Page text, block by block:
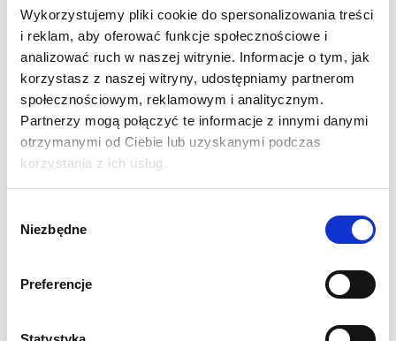
Wykorzystujemy pliki cookie do spersonalizowania treści
i reklam, aby oferować funkcje społecznościowe i
analizować ruch w naszej witrynie. Informacje o tym, jak
korzystasz z naszej witryny, udostępniamy partnerom
społecznościowym, reklamowym i analitycznym.
Partnerzy mogą połączyć te informacje z innymi danymi
otrzymanymi od Ciebie lub uzyskanymi podczas
korzystania z ich usług.
zgody
Niezbędne
Preferencje
transporcie , a także bardzo proste i intuicyjne w rozkładaniu i
Specyfikacja:
Wymiar: Wysokość 500 cm, Średnica 390 cm, Średnica
podstawy 170 cm
Materiał to tkanina poliestrowa PCV 230g
wewnętrznego o napięciu 230v przystosowanego do
Mocowanie do podłoża za pomocą dołączonych linek
propylenowych i ocynkowanych śledzi
instrukcji obsługi